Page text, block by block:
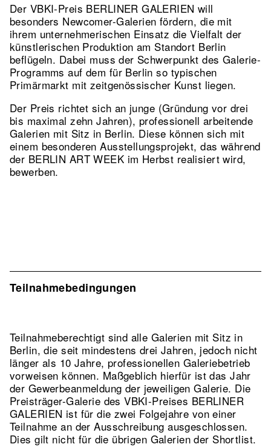
Der VBKI-Preis BERLINER GALERIEN will
besonders Newcomer-Galerien fördern, die mit
ihrem unternehmerischen Einsatz die Vielfalt der
künstlerischen Produktion am Standort Berlin
beflügeln. Dabei muss der Schwerpunkt des Galerie-
Programms auf dem für Berlin so typischen
Primärmarkt mit zeitgenössischer Kunst liegen.
Der Preis richtet sich an junge (Gründung vor drei
bis maximal zehn Jahren), professionell arbeitende
Galerien mit Sitz in Berlin. Diese können sich mit
einem besonderen Ausstellungsprojekt, das während
der BERLIN ART WEEK im Herbst realisiert wird,
bewerben.
Teilnahmebedingungen
Teilnahmeberechtigt sind alle Galerien mit Sitz in
Berlin, die seit mindestens drei Jahren, jedoch nicht
länger als 10 Jahre, professionellen Galeriebetrieb
vorweisen können. Maßgeblich hierfür ist das Jahr
der Gewerbeanmeldung der jeweiligen Galerie. Die
Preisträger-Galerie des VBKI-Preises BERLINER
GALERIEN ist für die zwei Folgejahre von einer
Teilnahme an der Ausschreibung ausgeschlossen.
Dies gilt nicht für die übrigen Galerien der Shortlist.